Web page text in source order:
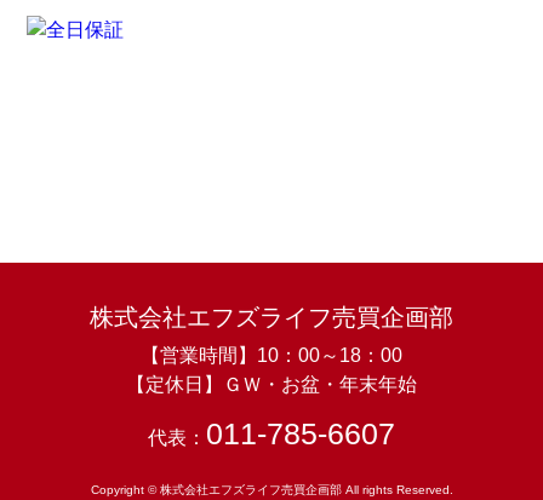
株式会社エフズライフ売買企画部
【営業時間】10：00～18：00
【定休日】ＧＷ・お盆・年末年始
代表： 011-785-6607
Copyright © 株式会社エフズライフ売買企画部 All rights Reserved.